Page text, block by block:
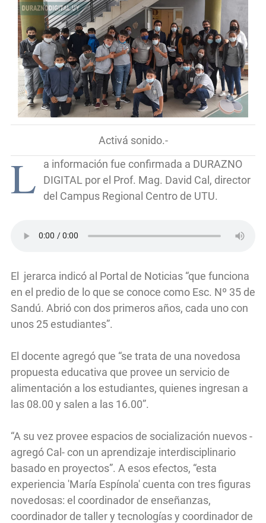
Activá sonido.-
L
a información fue confirmada a DURAZNO
DIGITAL por el Prof. Mag. David Cal, director
del Campus Regional Centro de UTU.
El jerarca indicó al Portal de Noticias “que funciona
en el predio de lo que se conoce como Esc. Nº 35 de
Sandú. Abrió con dos primeros años, cada uno con
unos 25 estudiantes”.
El docente agregó que “se trata de una novedosa
propuesta educativa que provee un servicio de
alimentación a los estudiantes, quienes ingresan a
las 08.00 y salen a las 16.00”.
“A su vez provee espacios de socialización nuevos -
agregó Cal- con un aprendizaje interdisciplinario
basado en proyectos”. A esos efectos, “esta
experiencia 'María Espínola' cuenta con tres figuras
novedosas: el coordinador de enseñanzas,
coordinador de taller y tecnologías y coordinador de